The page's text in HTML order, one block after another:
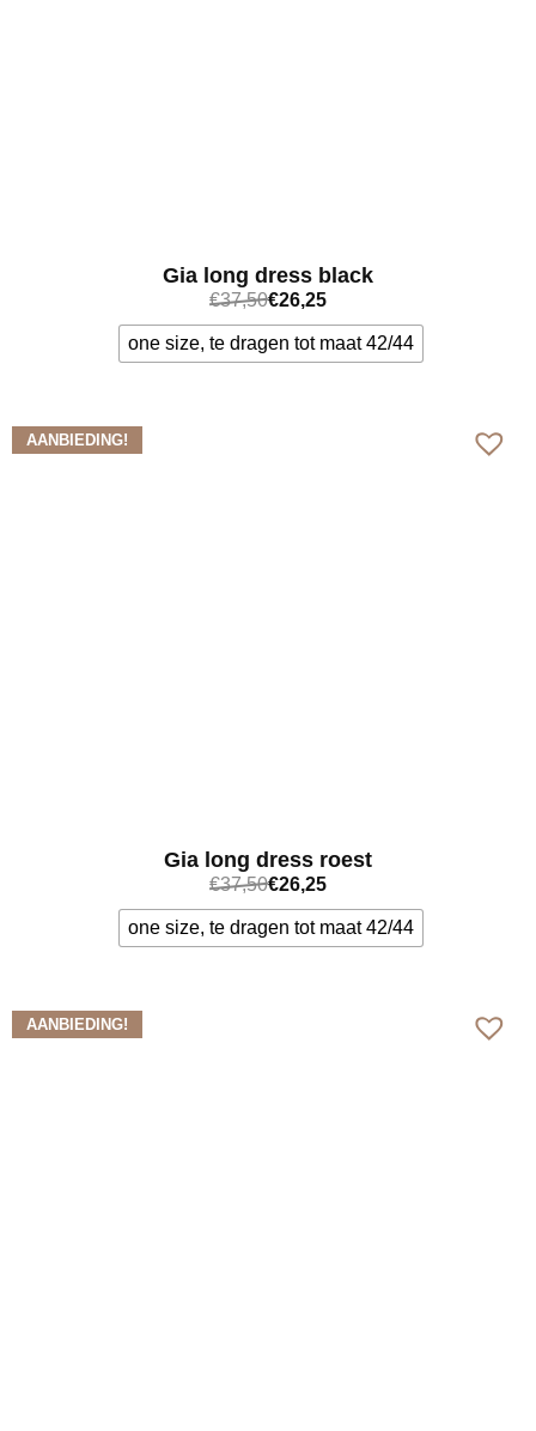
Gia long dress black
€37,50€26,25
one size, te dragen tot maat 42/44
AANBIEDING!
Gia long dress roest
€37,50€26,25
one size, te dragen tot maat 42/44
AANBIEDING!